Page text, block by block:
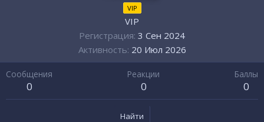
VIP
VIP
Регистрация 3 Сен 2024
Активность 20 Июл 2026
Сообщения
0
Реакции
0
Баллы
0
Найти